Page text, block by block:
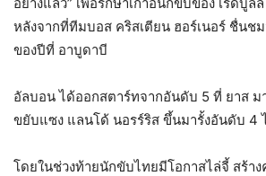
หลังจากที่ทีมบอส คริสเตียน ฮอร์เนอร์ ชื่นช
ของปีที่ อาบูดาบี
อัลบอน ได้ออกสตาร์ทจากอันดับ 5 ที่ ยาส ม
ขยับแซง แลนโด้ นอรร์ริส ขึ้นมารั้งอันดับ 4
โดยในช่วงท้ายนักขับไทยมีโอกาสไล่จี้ สร้า